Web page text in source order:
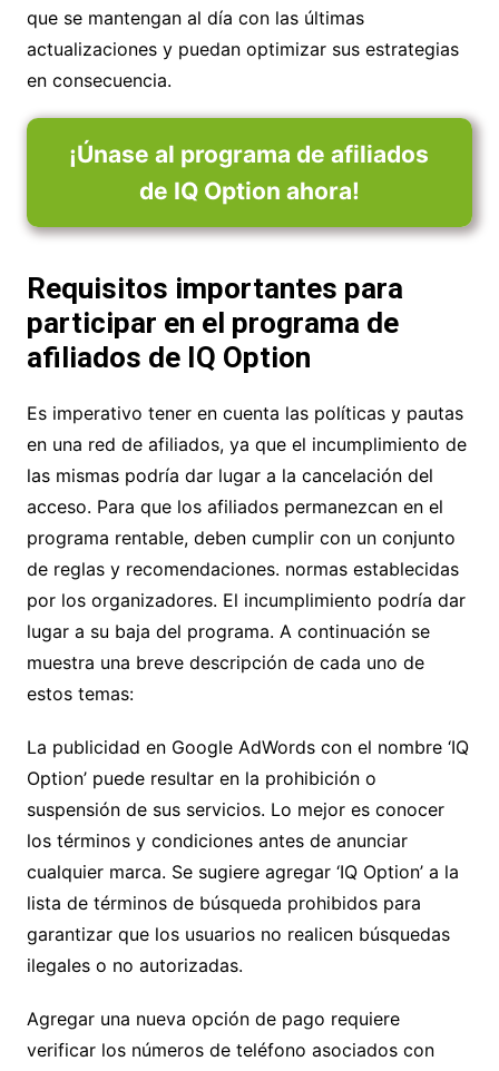
que se mantengan al día con las últimas
actualizaciones y puedan optimizar sus estrategias
en consecuencia.
¡Únase al programa de afiliados
de IQ Option ahora!
Requisitos importantes para
participar en el programa de
afiliados de IQ Option
Es imperativo tener en cuenta las políticas y pautas
en una red de afiliados, ya que el incumplimiento de
las mismas podría dar lugar a la cancelación del
acceso. Para que los afiliados permanezcan en el
programa rentable, deben cumplir con un conjunto
de reglas y recomendaciones. normas establecidas
por los organizadores. El incumplimiento podría dar
lugar a su baja del programa. A continuación se
muestra una breve descripción de cada uno de
estos temas:
La publicidad en Google AdWords con el nombre ‘IQ
Option’ puede resultar en la prohibición o
suspensión de sus servicios. Lo mejor es conocer
los términos y condiciones antes de anunciar
cualquier marca. Se sugiere agregar ‘IQ Option’ a la
lista de términos de búsqueda prohibidos para
garantizar que los usuarios no realicen búsquedas
ilegales o no autorizadas.
Agregar una nueva opción de pago requiere
verificar los números de teléfono asociados con